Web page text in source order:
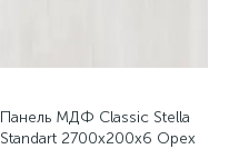
Панель МДФ Classic Stella
Standart 2700х200х6 Орех